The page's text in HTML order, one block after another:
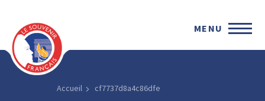
MENU
Accueil cf7737d8a4c86dfe